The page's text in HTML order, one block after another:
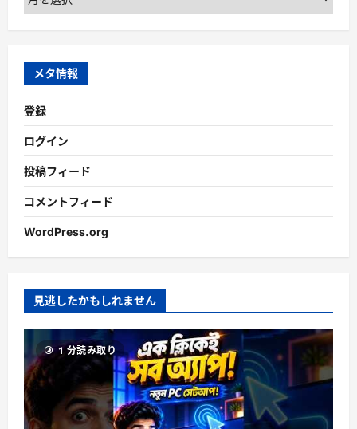
ー
カ
ブ
メタ情報
登録
ログイン
投稿フィード
コメントフィード
WordPress.org
見逃したかもしれません
1 分読み取り